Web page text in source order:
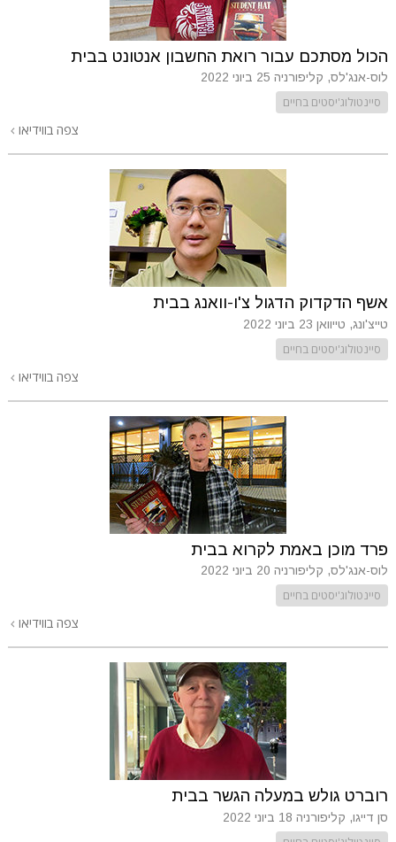
הכול מסתכם עבור רואת החשבון אנטונט בבית
לוס-אנג'לס, קליפורניה 25 ביוני 2022
סיינטולוג'יסטים בחיים
צפה בווידיאו
אשף הדקדוק הדגול צ'ו-וואנג בבית
טייצ'ונג, טייוואן 23 ביוני 2022
סיינטולוג'יסטים בחיים
צפה בווידיאו
פרד מוכן באמת לקרוא בבית
לוס-אנג'לס, קליפורניה 20 ביוני 2022
סיינטולוג'יסטים בחיים
צפה בווידיאו
רוברט גולש במעלה הגשר בבית
סן דייגו, קליפורניה 18 ביוני 2022